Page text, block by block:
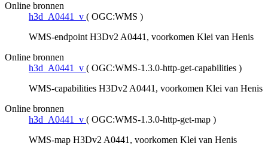
Online bronnen
h3d_A0441_v ( OGC:WMS )
WMS-endpoint H3Dv2 A0441, voorkomen Klei van Henis
Online bronnen
h3d_A0441_v ( OGC:WMS-1.3.0-http-get-capabilities )
WMS-capabilities H3Dv2 A0441, voorkomen Klei van Henis
Online bronnen
h3d_A0441_v ( OGC:WMS-1.3.0-http-get-map )
WMS-map H3Dv2 A0441, voorkomen Klei van Henis